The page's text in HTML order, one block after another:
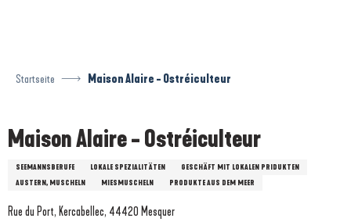
Startseite Maison Alaire - Ostréiculteur
Maison Alaire - Ostréiculteur
SEEMANNSBERUFE LOKALE SPEZIALITÄTEN
GESCHÄFT MIT LOKALEN PRIDUKTEN
AUSTERN, MUSCHELN
MIESMUSCHELN PRODUKTE AUS DEM MEER
Rue du Port, Kercabellec, 44420 Mesquer